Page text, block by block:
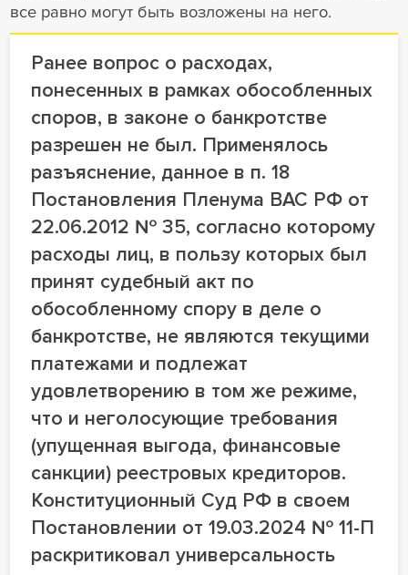
все равно могут быть возложены на него.
Ранее вопрос о расходах,
понесенных в рамках обособленных
споров, в законе о банкротстве
разрешен не был. Применялось
разъяснение, данное в п. 18
Постановления Пленума ВАС РФ от
22.06.2012 № 35, согласно которому
расходы лиц, в пользу которых был
принят судебный акт по
обособленному спору в деле о
банкротстве, не являются текущими
платежами и подлежат
удовлетворению в том же режиме,
что и неголосующие требования
(упущенная выгода, финансовые
санкции) реестровых кредиторов.
Конституционный Суд РФ в своем
Постановлении от 19.03.2024 № 11-П
раскритиковал универсальность